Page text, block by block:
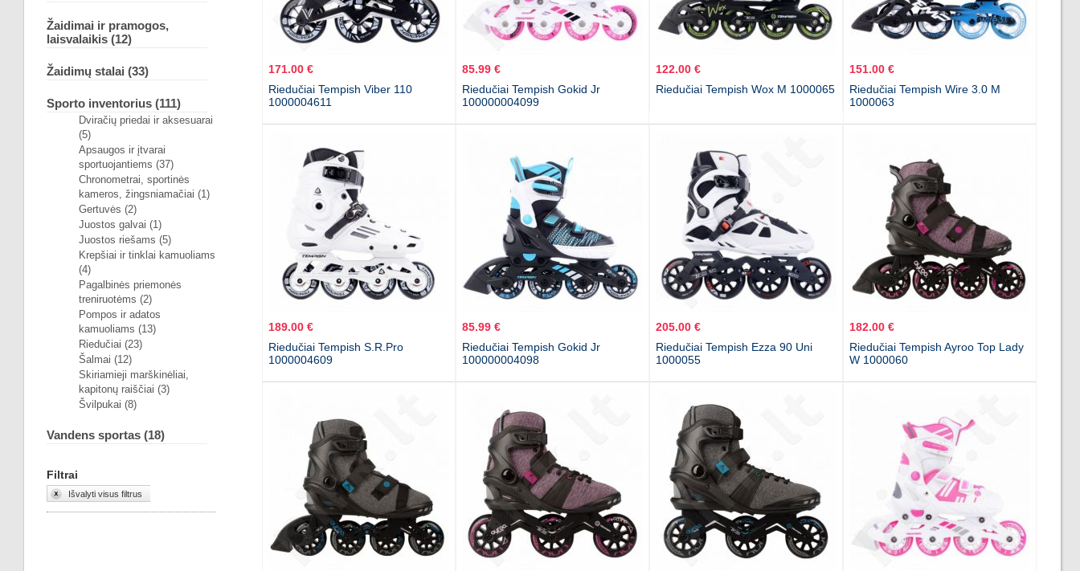
Žaidimai ir pramogos,
laisvalaikis (12)
Žaidimų stalai (33)
Sporto inventorius (111)
Dviračių priedai ir aksesuarai
(5)
Apsaugos ir įtvarai
sportuojantiems (37)
Chronometrai, sportinės
kameros, žingsniamačiai (1)
Gertuvės (2)
Juostos galvai (1)
Juostos riešams (5)
Krepšiai ir tinklai kamuoliams
(4)
Pagalbinės priemonės
treniruotėms (2)
Pompos ir adatos
kamuoliams (13)
Riedučiai (23)
Šalmai (12)
Skiriamieji marškinėliai,
kapitonų raiščiai (3)
Švilpukai (8)
Vandens sportas (18)
Filtrai
Išvalyti visus filtrus
171.00 €
Riedučiai Tempish Viber 110
1000004611
85.99 €
Riedučiai Tempish Gokid Jr
100000004099
122.00 €
Riedučiai Tempish Wox M 1000065
151.00 €
Riedučiai Tempish Wire 3.0 M
1000063
189.00 €
Riedučiai Tempish S.R.Pro
1000004609
85.99 €
Riedučiai Tempish Gokid Jr
100000004098
205.00 €
Riedučiai Tempish Ezza 90 Uni
1000055
182.00 €
Riedučiai Tempish Ayroo Top Lady
W 1000060